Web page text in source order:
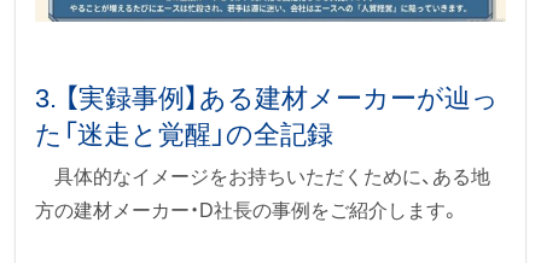
3. 【実録事例】ある建材メーカーが辿っ
た「迷走と覚醒」の全記録
具体的なイメージをお持ちいただくために、ある地
方の建材メーカー・D社長の事例をご紹介します。